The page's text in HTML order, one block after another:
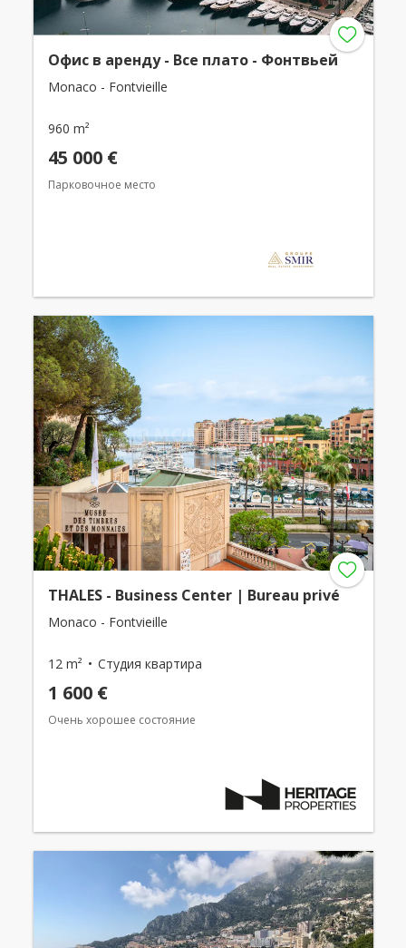
Офис в аренду - Все плато - Фонтвьей
Monaco - Fontvieille
960 m²
45 000 €
Парковочное место
THALES - Business Center | Bureau privé
Monaco - Fontvieille
12 m² Студия квартира
1 600 €
Очень хорошее состояние